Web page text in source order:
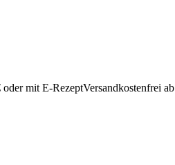
oder mit E-RezeptVersandkostenfrei